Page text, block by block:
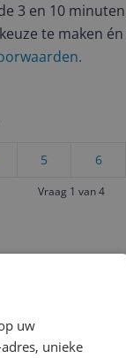
3 en 10
te maken
6
5
Vraag 1 van 4
uw
unieke